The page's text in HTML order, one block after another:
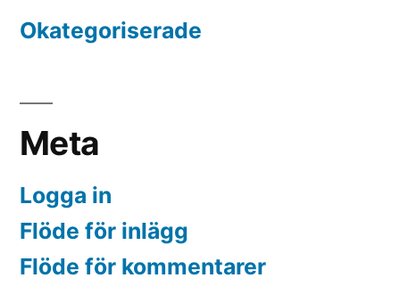
Okategoriserade
Meta
Logga in
Flöde för inlägg
Flöde för kommentarer